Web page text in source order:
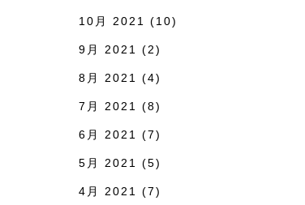
10月 2021 (10)
9月 2021 (2)
8月 2021 (4)
7月 2021 (8)
6月 2021 (7)
5月 2021 (5)
4月 2021 (7)